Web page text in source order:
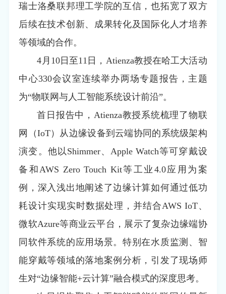
瑞士洛桑联邦理工学院的互信，也拓宽了双方
后续在技术创新、成果转化及国际化人才培养
等领域的合作。
4月10日至11日，Atienza教授在哈工大活动
中心330会议室连续举办两场专题报告，主题
为“物联网与人工智能系统设计前沿”。
首日报告中，Atienza教授系统梳理了物联
网（IoT）从边缘设备到云端协同的系统级架构
演变。他以Shimmer、Apple Watch等可穿戴设
备和AWS Zero Touch Kit等工业4.0应用为案
例，深入浅出地阐述了边缘计算如何通过低功
耗设计实现实时数据处理，并结合AWS IoT、
微软Azure等商业云平台，展示了复杂边缘端协
同软件系统的应用场景。特别在水质监测、智
能穿戴等领域的落地案例分析，引发了现场师
生对“边缘智能+云计算”融合模式的深度思考。